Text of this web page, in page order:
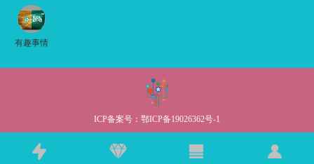
有趣事情
ICP备案号： 鄂ICP备19026362号-1